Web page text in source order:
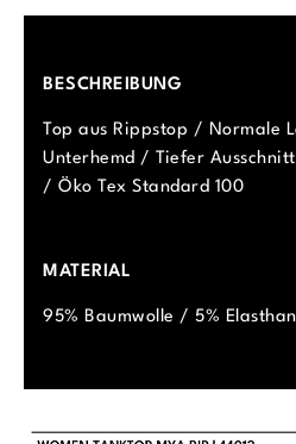
BESCHREIBUNG
Top aus Rippstop / Normale
Unterhemd / Tiefer
/ Öko Tex Standard 100
MATERIAL
95% Baumwolle / 5% Elasthan